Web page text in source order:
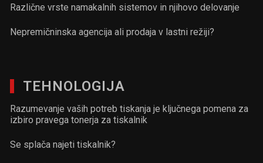
Različne vrste namakalnih sistemov in njihovo delovanje
Nepremičninska agencija ali prodaja v lastni režiji?
TEHNOLOGIJA
Razumevanje vaših potreb tiskanja je ključnega pomena za
izbiro pravega tonerja za tiskalnik
Se splača najeti tiskalnik?